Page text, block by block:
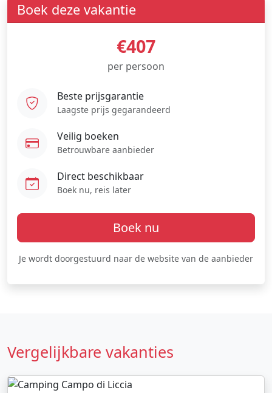
Boek deze vakantie
€407
per persoon
Beste prijsgarantie
Laagste prijs gegarandeerd
Veilig boeken
Betrouwbare aanbieder
Direct beschikbaar
Boek nu, reis later
Boek nu
Je wordt doorgestuurd naar de website van de aanbieder
Vergelijkbare vakanties